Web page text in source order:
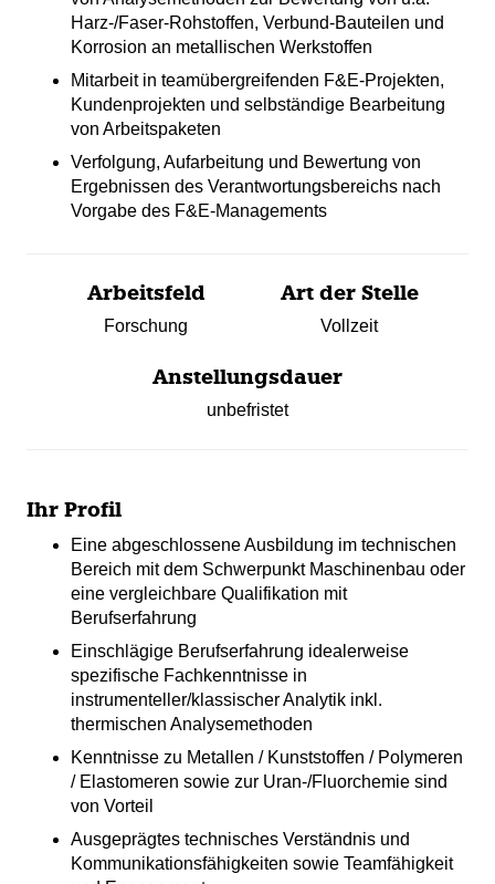
Harz-‎‎/Faser-Rohstoffen, ‎Verbund-Bauteilen und
Korrosion an metallischen Werkstoffen
Mitarbeit in teamübergreifenden F&E-Projekten,
Kundenprojekten und ‎selbständige Bearbeitung
von Arbeitspaketen ‎
Verfolgung, Aufarbeitung und Bewertung von
Ergebnissen des Verantwortungsbereichs nach
‎Vorgabe des F&E-‎Managements
Arbeitsfeld
Forschung
Art der Stelle
Vollzeit
Anstellungsdauer
unbefristet
Ihr Profil
Eine abgeschlossene Ausbildung im technischen
Bereich mit dem Schwerpunkt Maschinenbau oder
eine vergleichbare Qualifikation mit
Berufserfahrung
Einschlägige Berufserfahrung idealerweise
spezifische Fachkenntnisse in
‎instrumenteller/klassischer Analytik ‎inkl.
‎thermischen Analysemethoden
Kenntnisse zu Metallen / Kunststoffen / Polymeren
/ Elastomeren ‎sowie zur Uran-/Fluorchemie‎ sind
von Vorteil
Ausgeprägtes technisches Verständnis und
Kommunikationsfähigkeiten sowie Teamfähigkeit